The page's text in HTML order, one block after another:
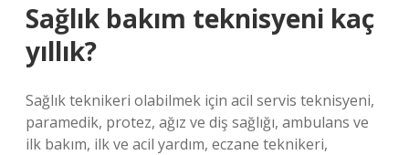
Sağlık bakım teknisyeni kaç
yıllık?
Sağlık teknikeri olabilmek için acil servis teknisyeni,
paramedik, protez, ağız ve diş sağlığı, ambulans ve
ilk bakım, ilk ve acil yardım, eczane teknikeri,